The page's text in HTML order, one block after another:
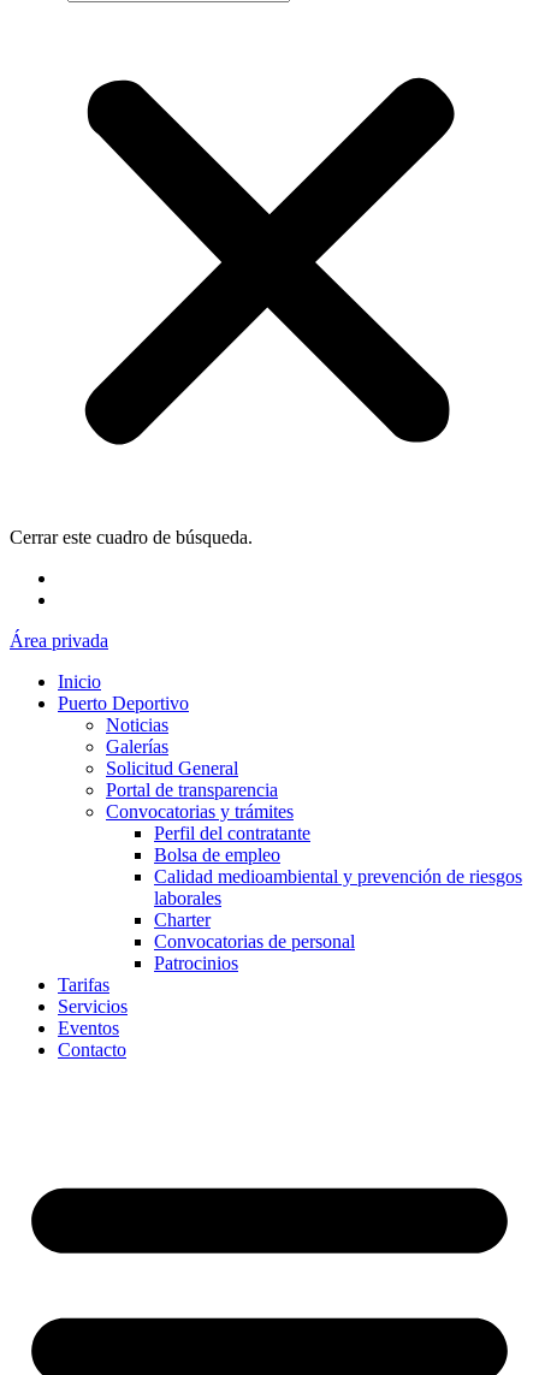
Cerrar este cuadro de búsqueda.
Área privada
Inicio
Puerto Deportivo
Noticias
Galerías
Solicitud General
Portal de transparencia
Convocatorias y trámites
Perfil del contratante
Bolsa de empleo
Calidad medioambiental y prevención de riesgos
laborales
Charter
Convocatorias de personal
Patrocinios
Tarifas
Servicios
Eventos
Contacto